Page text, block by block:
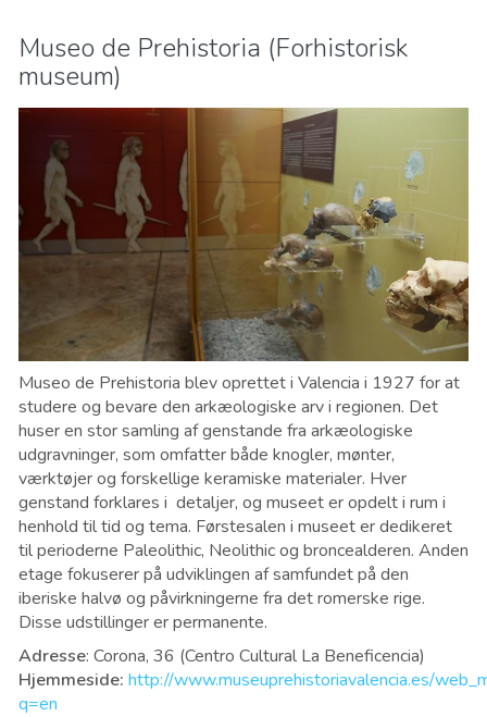
Museo de Prehistoria (Forhistorisk
museum)
Museo de Prehistoria blev oprettet i Valencia i 1927 for at
studere og bevare den arkæologiske arv i regionen. Det
huser en stor samling af genstande fra arkæologiske
udgravninger, som omfatter både knogler, mønter,
værktøjer og forskellige keramiske materialer. Hver
genstand forklares i detaljer, og museet er opdelt i rum i
henhold til tid og tema. Førstesalen i museet er dedikeret
til perioderne Paleolithic, Neolithic og broncealderen. Anden
etage fokuserer på udviklingen af ​​samfundet på den
iberiske halvø og påvirkningerne fra det romerske rige.
Disse udstillinger er permanente.
Adresse: Corona, 36 (Centro Cultural La Beneficencia)
Hjemmeside: http://www.museuprehistoriavalencia.es/
q=en